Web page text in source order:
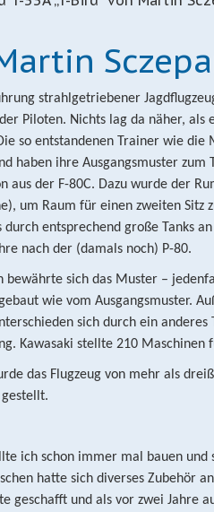
strahlgetriebener
Piloten. Nichts lag da näher, als
so entstandenen Trainer wie die
haben ihre Ausgangsmuster
aus der F-80C. Dazu wurde der
um Raum für einen zweiten Sitz
durch entsprechend große Tanks
nach der (damals noch) P-80.
bewährte sich das Muster –
wie vom Ausgangsmuster.
sich durch ein
Kawasaki stellte 210 Maschinen
das Flugzeug von mehr als
ich schon immer mal bauen
hatte sich diverses Zubehör
geschafft und als vor zwei Jahre